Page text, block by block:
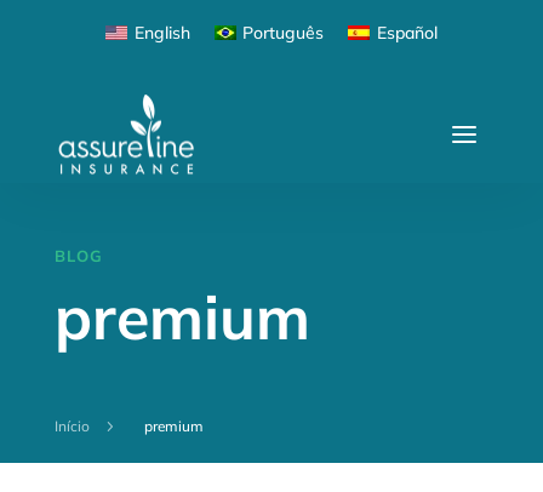
English Português Español
BLOG
premium
Início 5 premium